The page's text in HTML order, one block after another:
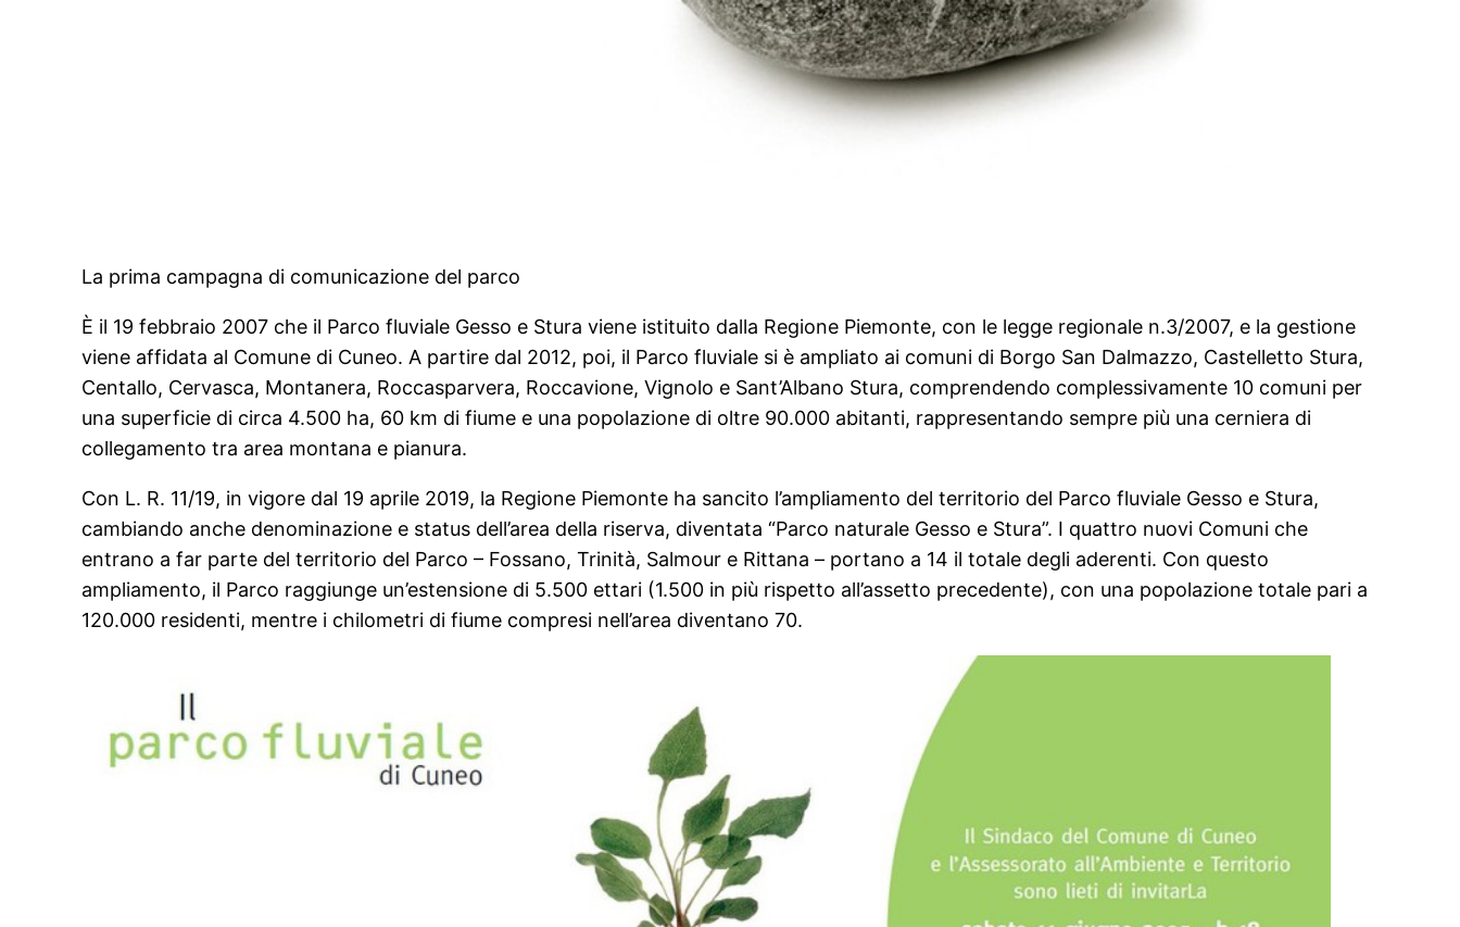
La prima campagna di comunicazione del parco
È il 19 febbraio 2007 che il Parco fluviale Gesso e Stura viene istituito dalla Regione Piemonte, con le legge regionale n.3/2007, e la gestione
viene affidata al Comune di Cuneo. A partire dal 2012, poi, il Parco fluviale si è ampliato ai comuni di Borgo San Dalmazzo, Castelletto Stura,
Centallo, Cervasca, Montanera, Roccasparvera, Roccavione, Vignolo e Sant’Albano Stura, comprendendo complessivamente 10 comuni per
una superficie di circa 4.500 ha, 60 km di fiume e una popolazione di oltre 90.000 abitanti, rappresentando sempre più una cerniera di
collegamento tra area montana e pianura.
Con L. R. 11/19, in vigore dal 19 aprile 2019, la Regione Piemonte ha sancito l’ampliamento del territorio del Parco fluviale Gesso e Stura,
cambiando anche denominazione e status dell’area della riserva, diventata “Parco naturale Gesso e Stura”. I quattro nuovi Comuni che
entrano a far parte del territorio del Parco – Fossano, Trinità, Salmour e Rittana – portano a 14 il totale degli aderenti. Con questo
ampliamento, il Parco raggiunge un’estensione di 5.500 ettari (1.500 in più rispetto all’assetto precedente), con una popolazione totale pari a
120.000 residenti, mentre i chilometri di fiume compresi nell’area diventano 70.